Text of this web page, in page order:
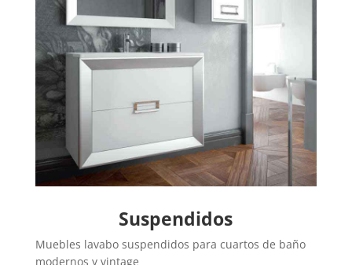
Suspendidos
Muebles lavabo suspendidos para cuartos de baño
modernos y vintage